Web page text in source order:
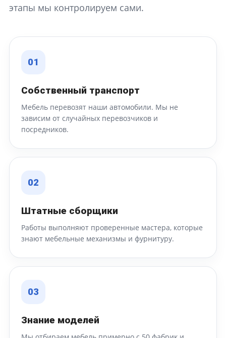
этапы мы контролируем сами.
01
Собственный транспорт
Мебель перевозят наши автомобили. Мы не
зависим от случайных перевозчиков и
посредников.
02
Штатные сборщики
Работы выполняют проверенные мастера, которые
знают мебельные механизмы и фурнитуру.
03
Знание моделей